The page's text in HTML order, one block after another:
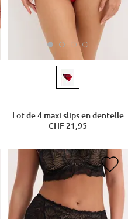
Lot de 4 maxi slips en dentelle
CHF 21,95